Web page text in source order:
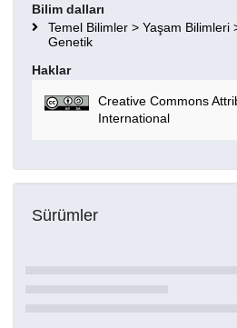
Bilim dalları
Temel Bilimler > Yaşam Bilimleri
Genetik
Haklar
Creative Commons
International
Sürümler